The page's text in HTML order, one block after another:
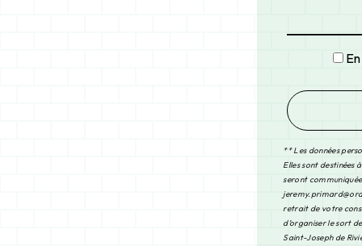
** Les données
Elles sont destinées
seront
retrait de votre
d’organiser le sort
Saint-Joseph de